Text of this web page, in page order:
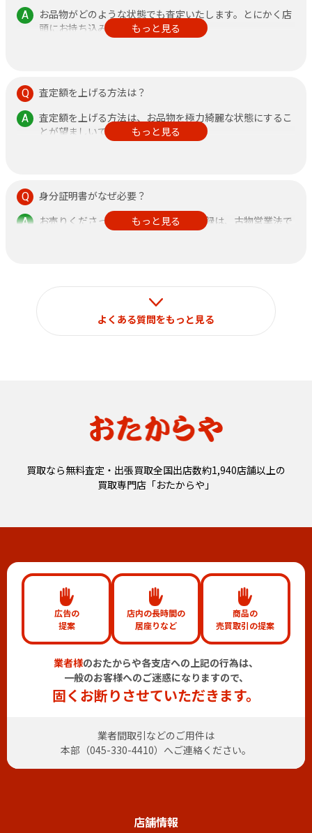
お品物がどのような状態でも査定いたします。とにかく店
頭にお持ち込みください。
その他、不安なことがありましたら何なりと店頭にお申し
もっと見る
査定額を上げる方法は？
査定額を上げる方法は、お品物を極力綺麗な状態にするこ
とが望ましいです。
また、鑑定書がある方が査定額アップに繋がりますので、
もっと見る
身分証明書がなぜ必要？
お売りくださった方の身分証明書の記録は、古物営業法で
定められておりますのでご了承ください。
もっと見る
よくある質問をもっと見る
買取なら無料査定・出張買取全国出店数約1,940店舗以上の
買取専門店「おたからや」
広告の
提案
店内の長時間の
居座りなど
商品の
売買取引の提案
業者様のおたからや各支店への上記の行為は、
一般のお客様へのご迷惑になりますので、
固くお断りさせていただきます。
業者間取引などのご用件は
本部（045-330-4410）へご連絡ください。
店舗情報